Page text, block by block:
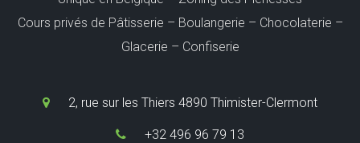
Cours privés de Pâtisserie – Boulangerie – Chocolaterie –
Glacerie – Confiserie
2, rue sur les Thiers 4890 Thimister-Clermont
+32 496 96 79 13